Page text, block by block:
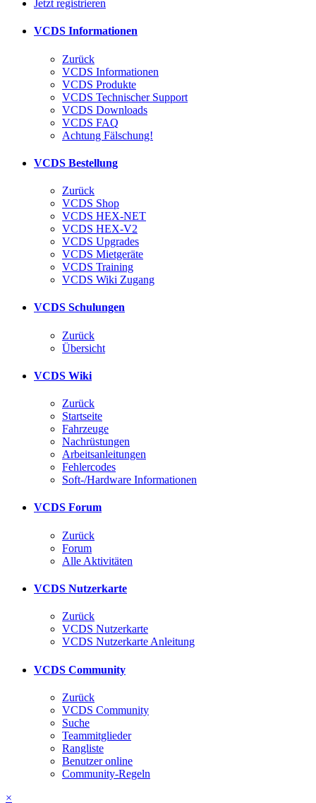
Jetzt registrieren
VCDS Informationen
Zurück
VCDS Informationen
VCDS Produkte
VCDS Technischer Support
VCDS Downloads
VCDS FAQ
Achtung Fälschung!
VCDS Bestellung
Zurück
VCDS Shop
VCDS HEX-NET
VCDS HEX-V2
VCDS Upgrades
VCDS Mietgeräte
VCDS Training
VCDS Wiki Zugang
VCDS Schulungen
Zurück
Übersicht
VCDS Wiki
Zurück
Startseite
Fahrzeuge
Nachrüstungen
Arbeitsanleitungen
Fehlercodes
Soft-/Hardware Informationen
VCDS Forum
Zurück
Forum
Alle Aktivitäten
VCDS Nutzerkarte
Zurück
VCDS Nutzerkarte
VCDS Nutzerkarte Anleitung
VCDS Community
Zurück
VCDS Community
Suche
Teammitglieder
Rangliste
Benutzer online
Community-Regeln
×